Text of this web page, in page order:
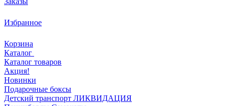
Избранное
Корзина
Каталог
Каталог товаров
Акция!
Новинки
Подарочные боксы
Детский транспорт ЛИКВИДАЦИЯ